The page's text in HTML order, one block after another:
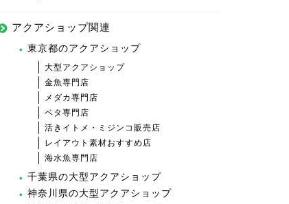
アクアショップ関連
東京都のアクアショップ
大型アクアショップ
金魚専門店
メダカ専門店
ベタ専門店
活きイトメ・ミジンコ販売店
レイアウト素材おすすめ店
海水魚専門店
千葉県の大型アクアショップ
神奈川県の大型アクアショップ